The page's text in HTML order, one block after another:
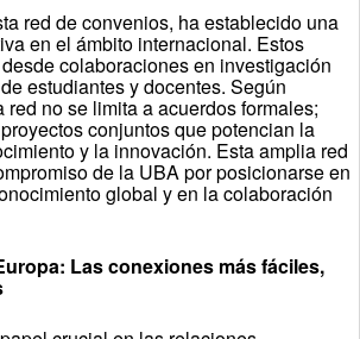
red de convenios, ha establecido una
en el ámbito internacional. Estos
colaboraciones en investigación
estudiantes y docentes. Según
red no se limita a acuerdos formales;
conjuntos que potencian la
y la innovación. Esta amplia red
de la UBA por posicionarse en
global y en la colaboración
Las conexiones más fáciles,